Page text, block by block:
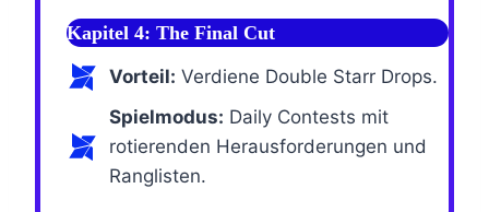
Kapitel 4: The Final Cut
Vorteil: Verdiene Double Starr Drops.
Spielmodus: Daily Contests mit
rotierenden Herausforderungen und
Ranglisten.